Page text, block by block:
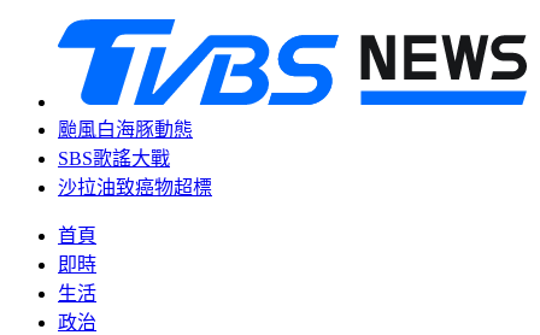
颱風白海豚動態
SBS歌謠大戰
沙拉油致癌物超標
首頁
即時
生活
政治